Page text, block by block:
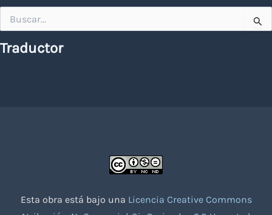
por:
Traductor
Esta obra está bajo una Licencia Creative Commons